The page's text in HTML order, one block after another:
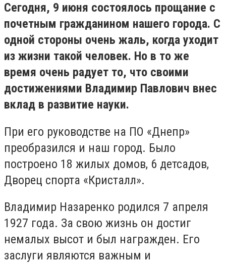
Сегодня, 9 июня состоялось прощание с
почетным гражданином нашего города. С
одной стороны очень жаль, когда уходит
из жизни такой человек. Но в то же
время очень радует то, что своими
достижениями Владимир Павлович внес
вклад в развитие науки.
При его руководстве на ПО «Днепр»
преобразился и наш город. Было
построено 18 жилых домов, 6 детсадов,
Дворец спорта «Кристалл».
Владимир Назаренко родился 7 апреля
1927 года. За свою жизнь он достиг
немалых высот и был награжден. Его
заслуги являются важным и